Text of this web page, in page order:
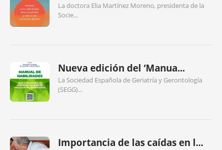
La doctora Elia Martínez Moreno, presidenta de la
Socie...
Nueva edición del ‘Manua...
La Sociedad Española de Geriatría y Gerontología
(SEGG)...
Importancia de las caídas en l...